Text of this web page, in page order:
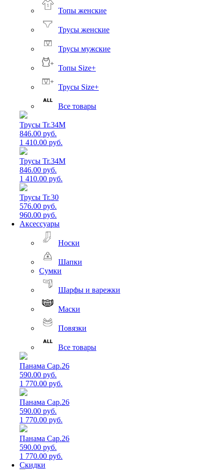
Топы женские
Трусы женские
Трусы мужские
Топы Size+
Трусы Size+
Все товары
Трусы Tr.34M
846.00 руб.
1 410.00 руб.
Трусы Tr.34M
846.00 руб.
1 410.00 руб.
Трусы Tr.30
576.00 руб.
960.00 руб.
Аксессуары
Носки
Шапки
Сумки
Шарфы и варежки
Маски
Повязки
Все товары
Панама Cap.26
590.00 руб.
1 770.00 руб.
Панама Cap.26
590.00 руб.
1 770.00 руб.
Панама Cap.26
590.00 руб.
1 770.00 руб.
Скидки